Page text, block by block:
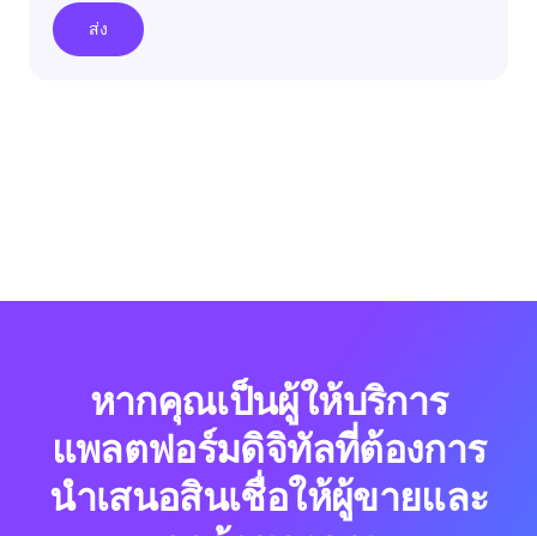
ส่ง
หากคุณเป็นผู้ให้บริการ
แพลตฟอร์มดิจิทัลที่ต้องการ
นำเสนอสินเชื่อให้ผู้ขายและ